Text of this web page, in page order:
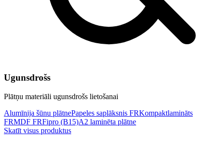
Ugunsdrošs
Plātņu materiāli ugunsdrošs lietošanai
Alumīnija šūnu plātnePapeles saplāksnis FRKompaktlamināts
FRMDF FRFipro (B15)A2 laminēta plātne
Skatīt visus produktus